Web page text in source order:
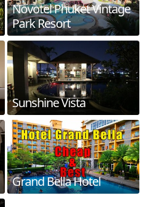
Novotel Phuket Vintage
Park Resort
Sunshine Vista
Grand Bella Hotel